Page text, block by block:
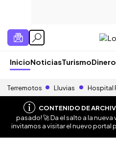
InicioNoticiasTurismo
Terremotos Lluvias Hospital
CONTENIDO DE
pasado! 🚀 Da el salto a la nueva
invitamos a visitar el nuevo